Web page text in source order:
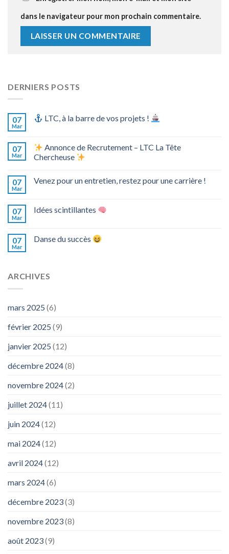
dans le navigateur pour mon prochain commentaire.
DERNIERS POSTS
07
Mar
LTC, à la barre de vos projets !
07
Mar
Annonce de Recrutement – LTC La Tête
Chercheuse
07
Mar
Venez pour un entretien, restez pour une carrière !
07
Mar
Idées scintillantes
07
Mar
Danse du succès
ARCHIVES
mars 2025 (6)
février 2025 (9)
janvier 2025 (12)
décembre 2024(8)
novembre 2024(2)
juillet 2024(11)
juin 2024(12)
mai 2024(12)
avril 2024(12)
mars 2024(6)
décembre 2023(3)
novembre 2023(8)
août 2023(9)